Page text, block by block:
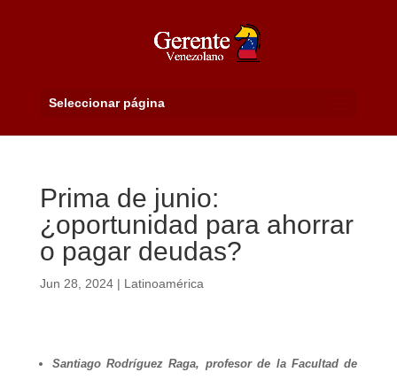
Seleccionar página
Prima de junio:
¿oportunidad para ahorrar
o pagar deudas?
Jun 28, 2024| Latinoamérica
Santiago Rodríguez Raga, profesor de la Facultad de